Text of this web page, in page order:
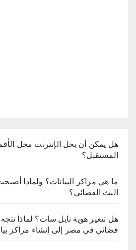
هل يمكن أن يحل الإنترنت محل
المستقبل؟
ما هي مراكز البيانات؟ ولماذا
البث الفضائي؟
هل تتغير هوية نايل سات؟ لماذا
فضائي في مصر إلى إنشاء مراكز